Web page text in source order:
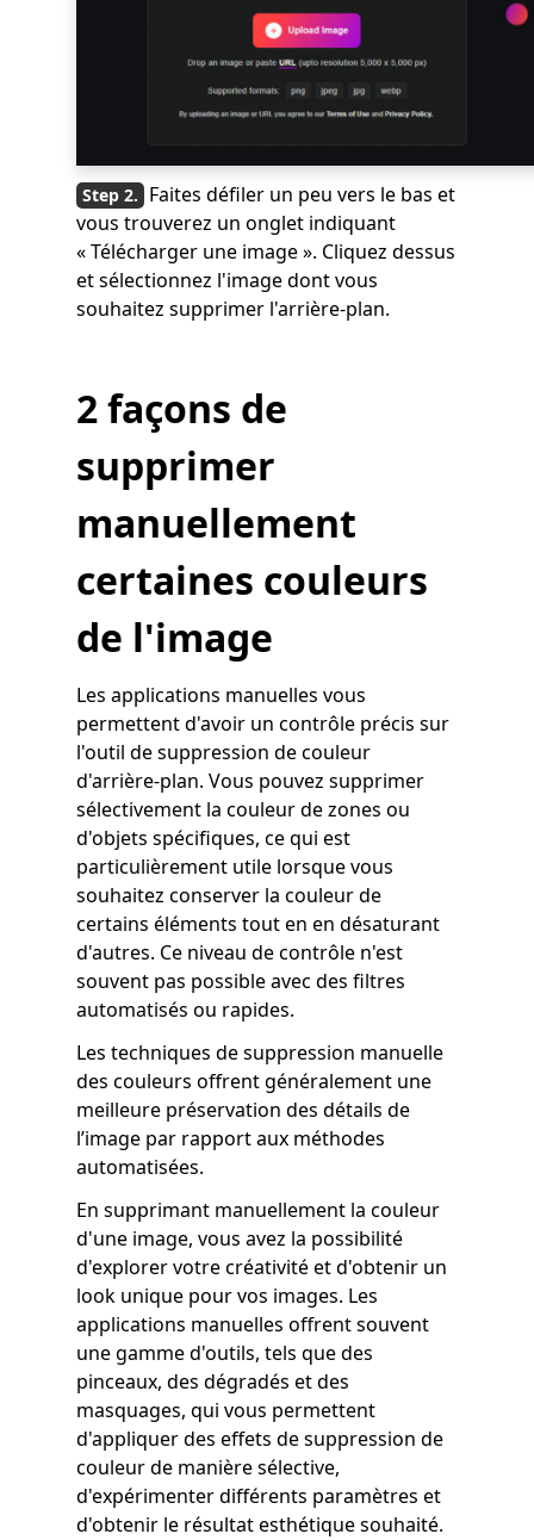
Faites défiler un peu vers le bas et
vous trouverez un onglet indiquant
« Télécharger une image ». Cliquez dessus
et sélectionnez l'image dont vous
souhaitez supprimer l'arrière-plan.
2 façons de
supprimer
manuellement
certaines couleurs
de l'image
Les applications manuelles vous
permettent d'avoir un contrôle précis sur
l'outil de suppression de couleur
d'arrière-plan. Vous pouvez supprimer
sélectivement la couleur de zones ou
d'objets spécifiques, ce qui est
particulièrement utile lorsque vous
souhaitez conserver la couleur de
certains éléments tout en en désaturant
d'autres. Ce niveau de contrôle n'est
souvent pas possible avec des filtres
automatisés ou rapides.
Les techniques de suppression manuelle
des couleurs offrent généralement une
meilleure préservation des détails de
l’image par rapport aux méthodes
automatisées.
En supprimant manuellement la couleur
d'une image, vous avez la possibilité
d'explorer votre créativité et d'obtenir un
look unique pour vos images. Les
applications manuelles offrent souvent
une gamme d'outils, tels que des
pinceaux, des dégradés et des
masquages, qui vous permettent
d'appliquer des effets de suppression de
couleur de manière sélective,
d'expérimenter différents paramètres et
d'obtenir le résultat esthétique souhaité.